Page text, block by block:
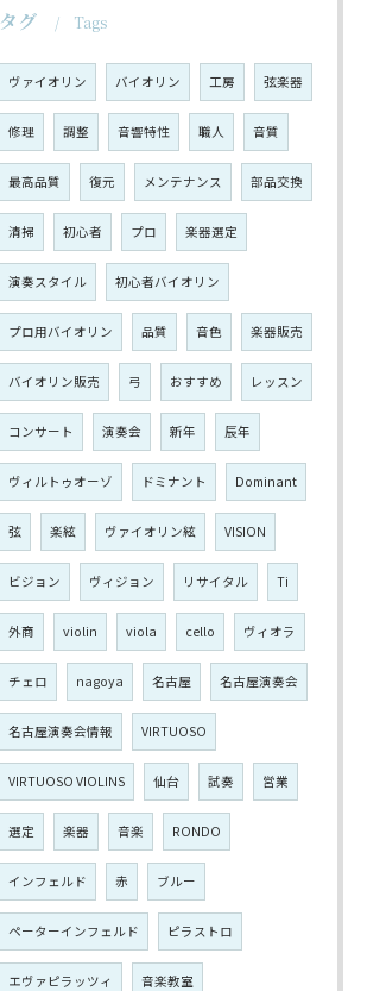
タグ Tags
ヴァイオリン バイオリン 工房 弦楽器
修理 調整 音響特性 職人 音質
最高品質 復元 メンテナンス 部品交換
清掃 初心者 プロ 楽器選定
演奏スタイル 初心者バイオリン
プロ用バイオリン 品質 音色 楽器販売
バイオリン販売 弓 おすすめ レッスン
コンサート 演奏会 新年 辰年
ヴィルトゥオーゾ ドミナント Dominant
弦 楽絃 ヴァイオリン絃 VISION
ビジョン ヴィジョン リサイタル Ti
外商 violin viola cello ヴィオラ
チェロ nagoya 名古屋 名古屋演奏会
名古屋演奏会情報 VIRTUOSO
VIRTUOSO VIOLINS 仙台 試奏 営業
選定 楽器 音楽 RONDO
インフェルド 赤 ブルー
ペーターインフェルド ピラストロ
エヴァピラッツィ 音楽教室